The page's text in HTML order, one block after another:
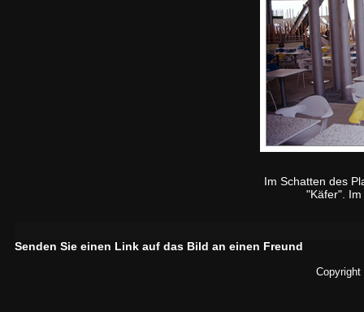
Im Schatten des
"Käfer".
Senden Sie einen Link auf das Bild an einen Freund